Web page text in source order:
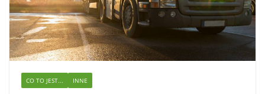
CO TO JEST... INNE